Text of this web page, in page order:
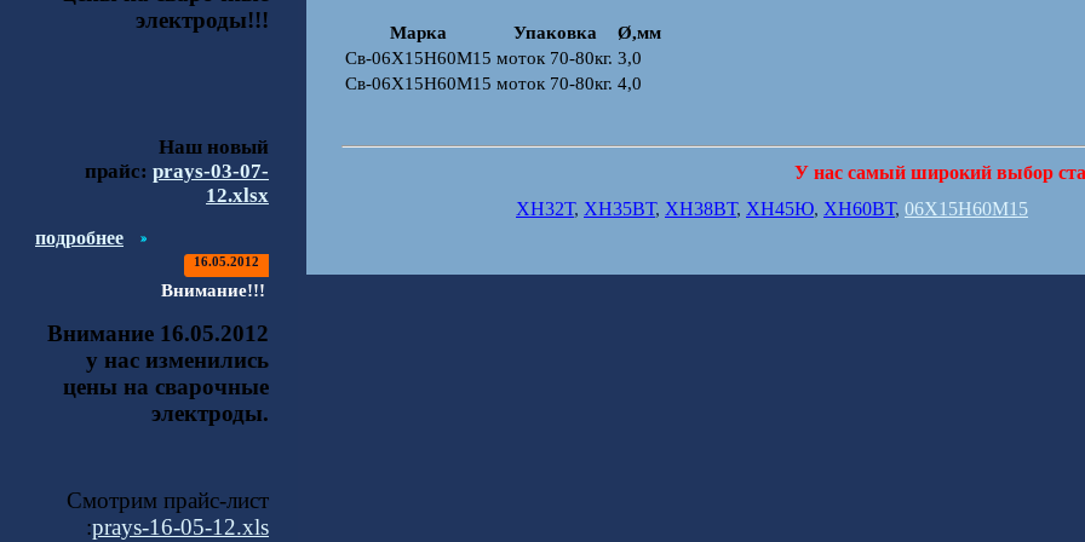
электроды!!!
Наш новый
прайс: prays-03-07-
12.xlsx
подробнее
16.05.2012
Внимание!!!
Внимание 16.05.2012
у нас изменились
цены на сварочные
электроды.
Смотрим прайс-лист
:prays-16-05-12.xls
Марка Упаковка
Ø,мм
Св-06Х15Н60М15 моток 70-80кг. 3,0
Св-06Х15Н60М15 моток 70-80кг. 4,0
У нас самый широкий выбор
ХН32Т, ХН35ВТ, ХН38ВТ, ХН45Ю, ХН60ВТ, 06Х15Н60М15